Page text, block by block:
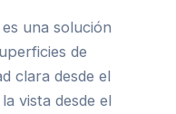
es una solución
de
clara desde el
vista desde el